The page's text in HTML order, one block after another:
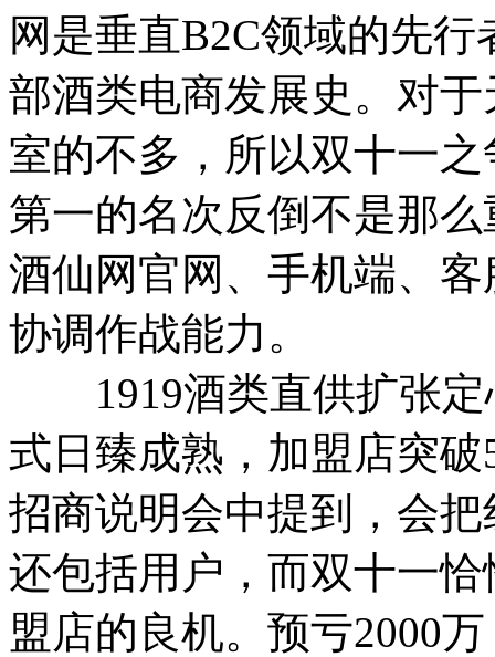
网是垂直B2C领域的先
部酒类电商发展史。对
室的不多，所以双十一
第一的名次反倒不是那
酒仙网官网、手机端、
协调作战能力。
1919酒类直供扩张定
式日臻成熟，加盟店突
招商说明会中提到，会
还包括用户，而双十一
盟店的良机。预亏2000